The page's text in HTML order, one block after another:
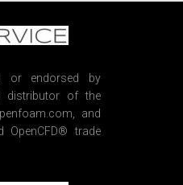
or endorsed by
distributor of the
and
OpenCFD® trade